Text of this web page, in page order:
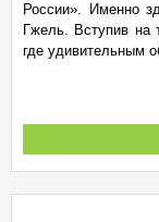
России». Именно
Гжель. Вступив на
где удивительным